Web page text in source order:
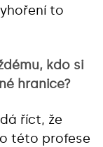
to
kdo si
hranice?
říct, že
této profese